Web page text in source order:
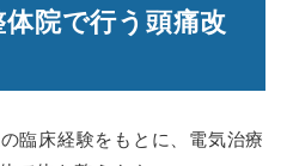
院で行う頭痛改
臨床経験をもとに、電気治療